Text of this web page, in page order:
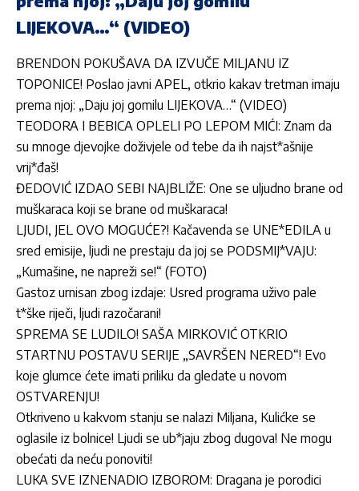
LIJEKOVA…“ (VIDEO)
BRENDON POKUŠAVA DA IZVUČE MILJANU IZ
TOPONICE! Poslao javni APEL, otkrio kakav tretman imaju
prema njoj: „Daju joj gomilu LIJEKOVA…“ (VIDEO)
TEODORA I BEBICA OPLELI PO LEPOM MIĆI: Znam da
su mnoge djevojke doživjele od tebe da ih najst*ašnije
vrij*đaš!
ĐEDOVIĆ IZDAO SEBI NAJBLIŽE: One se uljudno brane od
muškaraca koji se brane od muškaraca!
LJUDI, JEL OVO MOGUĆE?! Kačavenda se UNE*EDILA u
sred emisije, ljudi ne prestaju da joj se PODSMIJ*VAJU:
„Kumašine, ne napreži se!“ (FOTO)
Gastoz urnisan zbog izdaje: Usred programa uživo pale
t*ške riječi, ljudi razočarani!
SPREMA SE LUDILO! SAŠA MIRKOVIĆ OTKRIO
STARTNU POSTAVU SERIJE „SAVRŠEN NERED“! Evo
koje glumce ćete imati priliku da gledate u novom
OSTVARENJU!
Otkriveno u kakvom stanju se nalazi Miljana, Kulićke se
oglasile iz bolnice! Ljudi se ub*jaju zbog dugova! Ne mogu
obećati da neću ponoviti!
LUKA SVE IZNENADIO IZBOROM: Dragana je porodici